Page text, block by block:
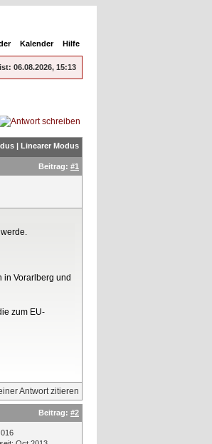
Kalender Hilfe
06.08.2026, 15:13
| Linearer Modus
Beitrag: #1
in Vorarlberg und
zum EU-
Beitrag: #2